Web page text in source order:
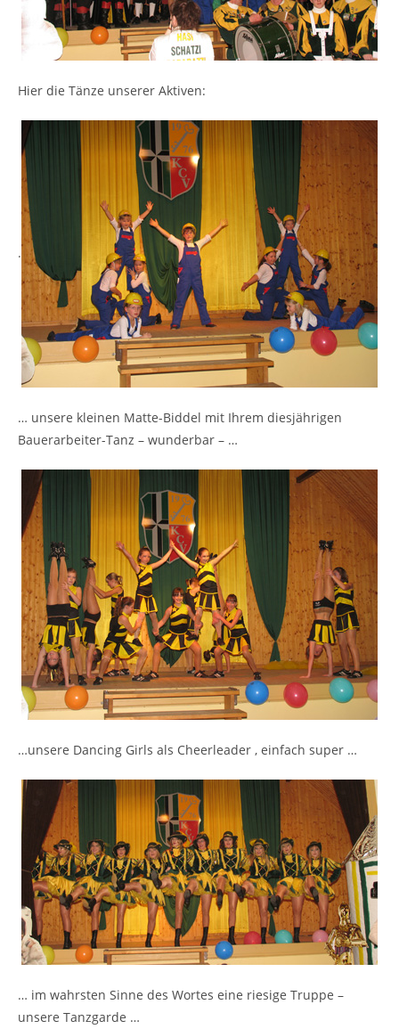
Hier die Tänze unserer Aktiven:
.
… unsere kleinen Matte-Biddel mit Ihrem diesjährigen
Bauerarbeiter-Tanz – wunderbar – …
…unsere Dancing Girls als Cheerleader , einfach super …
… im wahrsten Sinne des Wortes eine riesige Truppe –
unsere Tanzgarde …